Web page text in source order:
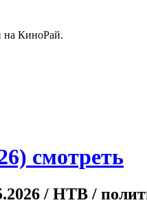
на КиноРай.
смотреть
/ НТВ /